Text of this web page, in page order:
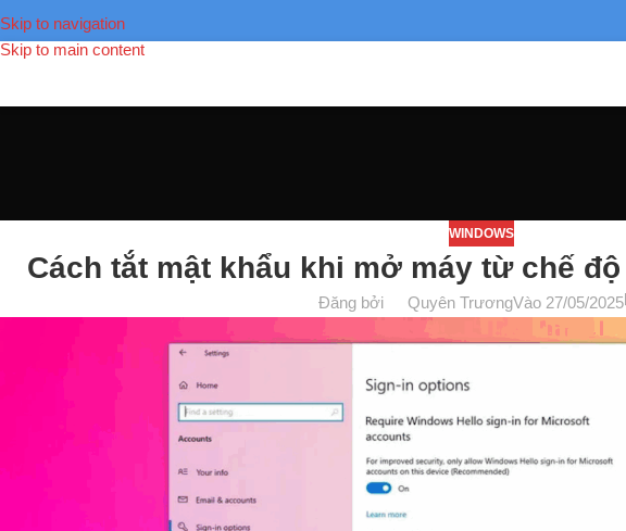
Skip to navigation
Skip to main content
WINDOWS
Cách tắt mật khẩu khi mở máy từ chế
Đăng bởi Quyên TrươngVào 27/05/2025